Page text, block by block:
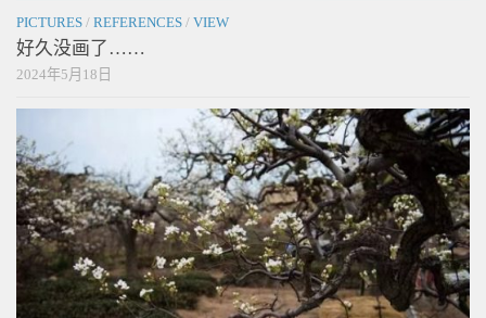
PICTURES / REFERENCES / VIEW
好久没画了……
2024年5月18日